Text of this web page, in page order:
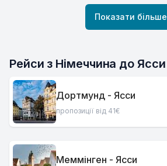
Показати більше
Рейси з Німеччина до Ясси
Дортмунд - Ясси
пропозиції від 41€
Меммінген - Ясси